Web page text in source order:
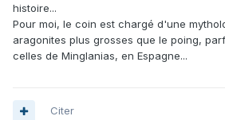
histoire...
Pour moi, le coin est chargé d'une
aragonites plus grosses que le poing,
celles de Minglanias, en Espagne...
Citer